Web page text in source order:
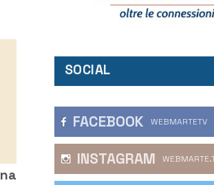
SOCIAL
FACEBOOK WEBMARTETV
INSTAGRAM